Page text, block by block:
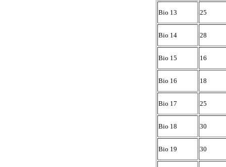
Bio 13 25
Bio 14 28
Bio 15 16
Bio 16 18
Bio 17 25
Bio 18 30
Bio 19 30